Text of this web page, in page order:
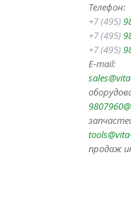
Телефон:
+7 (495)
+7 (495)
+7 (495)
E-mail:
продаж